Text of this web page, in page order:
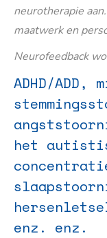
neurotherapie
maatwerk en
Neurofeedback
ADHD/ADD,
het
enz. enz.